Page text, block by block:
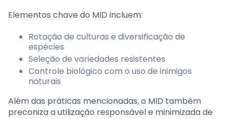
Elementos chave do MID incluem:
Rotação de culturas e diversificação de
espécies
Seleção de variedades resistentes
Controle biológico com o uso de inimigos
naturais
Além das práticas mencionadas, o MID também
preconiza a utilização responsável e minimizada de